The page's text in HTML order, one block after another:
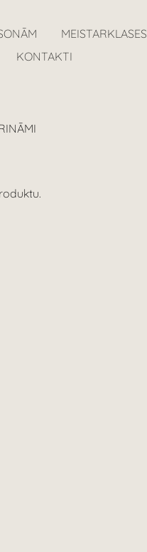
MEISTARKLASES
KONTAKTI